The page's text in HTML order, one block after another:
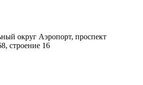
округ Аэропорт, проспект
строение 16